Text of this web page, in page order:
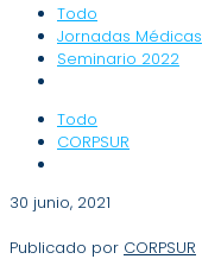
Todo
Jornadas Médicas
Seminario 2022
Todo
CORPSUR
30 junio, 2021
Publicado por CORPSUR